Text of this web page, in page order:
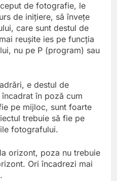
de fotografie, le
de iniţiere, să înveţe
care sunt destul de
reuşite ies pe funcţia
nu pe P (program) sau
e destul de
în poză cum
pe mijloc, sunt foarte
trebuie să fie pe
fotografului.
orizont, poza nu trebuie
Ori încadrezi mai